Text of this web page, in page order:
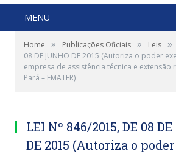
MENU
Home » Publicações Oficiais » Leis »
08 DE JUNHO DE 2015 (Autoriza o poder
empresa de assistência técnica e extensão
Pará – EMATER)
LEI Nº 846/2015, DE 08
DE 2015 (Autoriza o poder